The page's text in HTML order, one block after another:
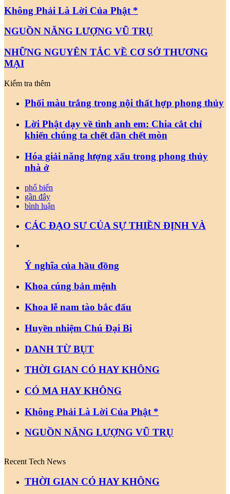
Không Phải Là Lời Của Phật *
NGUỒN NĂNG LƯỢNG VŨ TRỤ
NHỮNG NGUYÊN TẮC VỀ CƠ SỞ THƯƠNG
MẠI
Kiểm tra thêm
Phối màu trắng trong nội thất hợp phong thủy
Lời Phật dạy về tình anh em: Chia cắt chỉ
khiến chúng ta chết dần chết mòn
Hóa giải năng lượng xấu trong phong thủy
nhà ở
phổ biến
gần đây
bình luận
CÁC ĐẠO SƯ CỦA SỰ THIỀN ĐỊNH VÀ
Ý nghĩa của hầu đồng
Khoa cúng bản mệnh
Khoa lễ nam tào bắc đẩu
Huyền nhiệm Chú Đại Bi
DANH TỪ BỤT
THỜI GIAN CÓ HAY KHÔNG
CÓ MA HAY KHÔNG
Không Phải Là Lời Của Phật *
NGUỒN NĂNG LƯỢNG VŨ TRỤ
Recent Tech News
THỜI GIAN CÓ HAY KHÔNG